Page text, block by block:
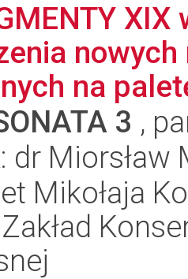
na
3 ,
dr Miorsław
Mikołaja